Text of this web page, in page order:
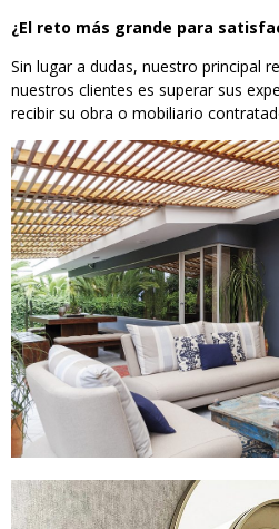
¿El reto más grande para
Sin lugar a dudas, nuestro principal
nuestros clientes es superar sus
recibir su obra o mobiliario